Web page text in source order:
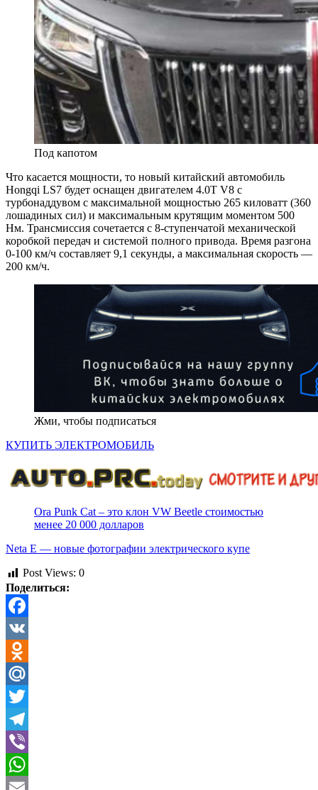
Под капотом
Что касается мощности, то новый китайский автомобиль
Hongqi LS7 будет оснащен двигателем 4.0T V8 с
турбонаддувом с максимальной мощностью 265 киловатт (360
лошадиных сил) и максимальным крутящим моментом 500
Нм. Трансмиссия сочетается с 8-ступенчатой механической
коробкой передач и системой полного привода. Время разгона
0-100 км/ч составляет 9,1 секунды, а максимальная скорость —
200 км/ч.
Жми, чтобы подписаться
КУПИТЬ ЭЛЕКТРОМОБИЛЬ
Ora Punk Cat – это клон VW Beetle стоимостью
менее 20 000 долларов
Neta E — новые фотографии электрического купе
Post Views: 0
Поделиться:
Facebook
VK
Odnoklassniki
Mail.Ru
Twitter
Telegram
Viber
WhatsApp